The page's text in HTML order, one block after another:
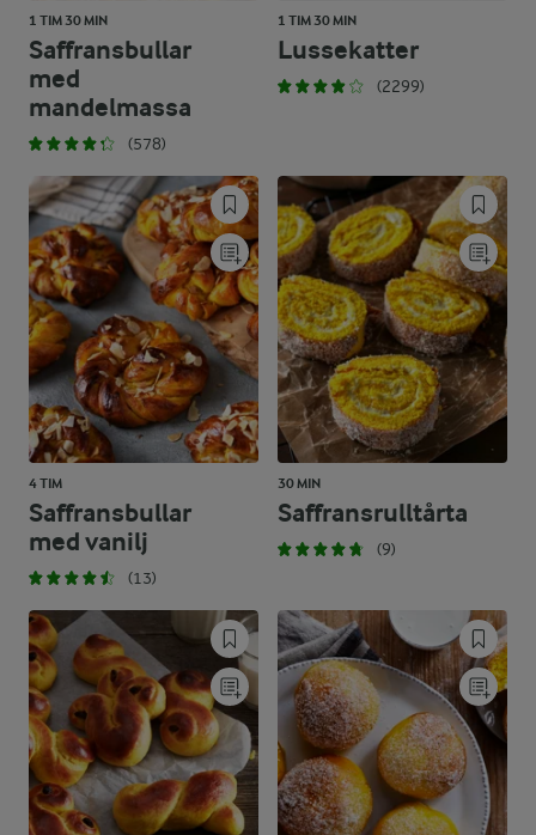
1 TIM 30 MIN
Saffransbullar
med
mandelmassa
(578)
1 TIM 30 MIN
Lussekatter
(2299)
4 TIM
Saffransbullar
med vanilj
(13)
30 MIN
Saffransrulltårta
(9)